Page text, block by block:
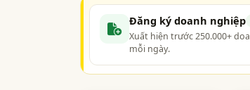
Đăng ký doanh nghiệp
Xuất hiện trước 250.000+
mỗi ngày.